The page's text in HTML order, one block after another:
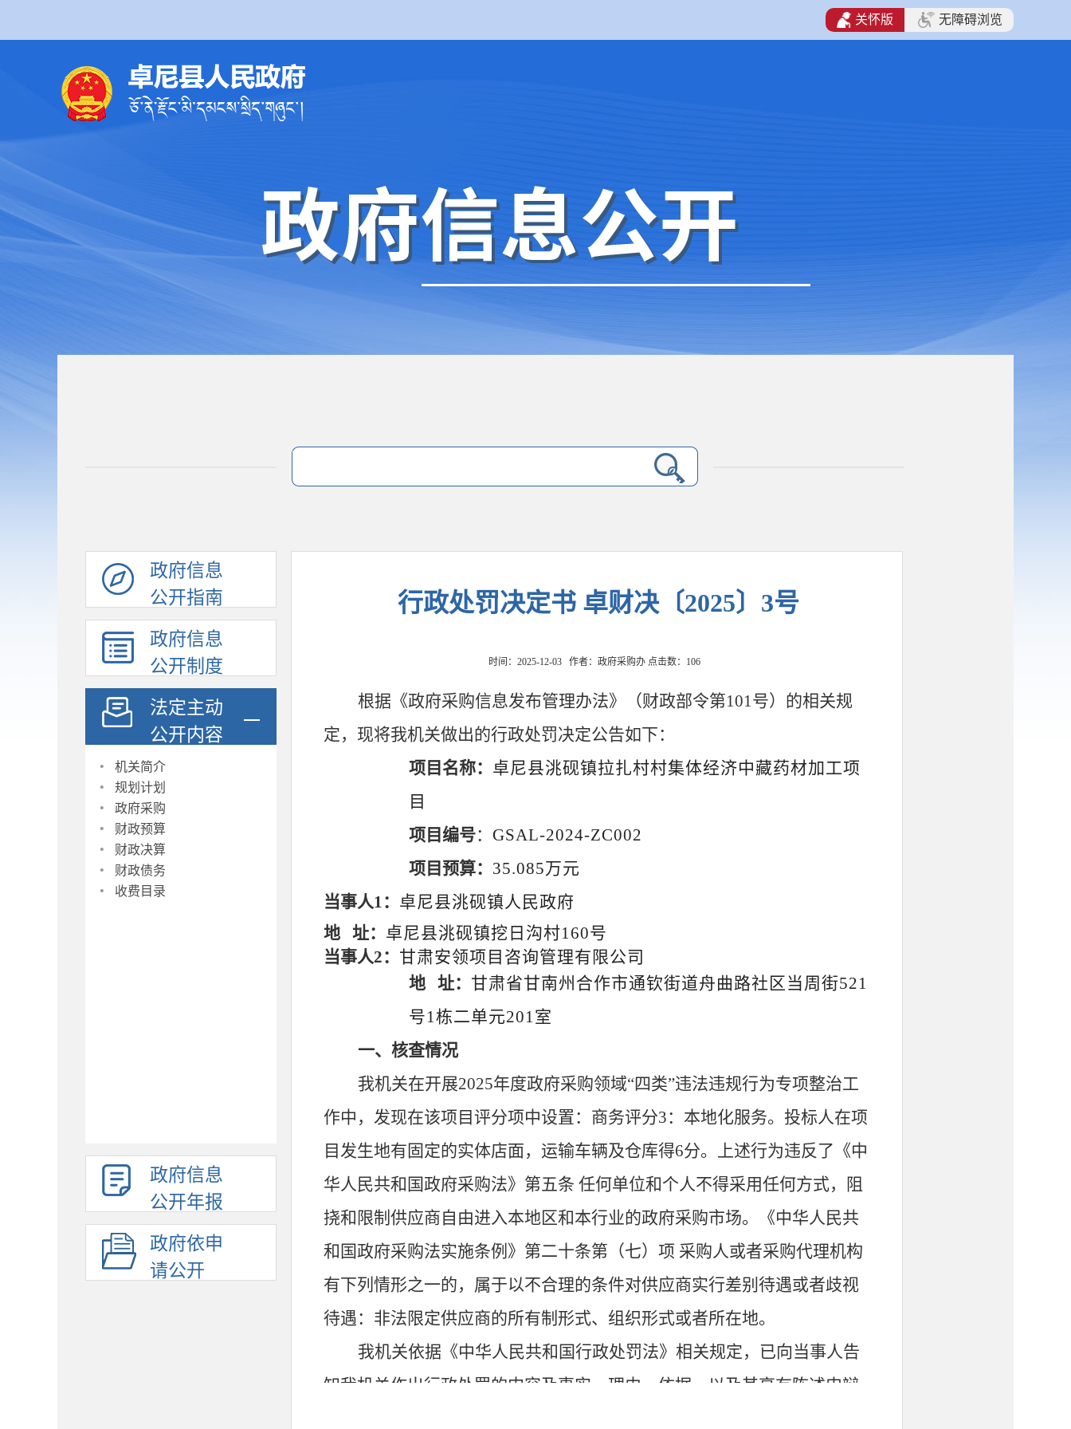
政府信息
公开指南
政府信息
公开制度
法定主动
公开内容
· 机关简介
· 规划计划
· 政府采购
· 财政预算
· 财政决算
· 财政债务
· 收费目录
政府信息
公开年报
政府依申
请公开
行政处罚决定书 卓财决〔2025〕3号
时间：2025-12-03 作者：政府采购办 点击数： 106
根据《政府采购信息发布管理办法》（财政部令第101号）的相关规
定，现将我机关做出的行政处罚决定公告如下：
项目名称： 卓尼县洮砚镇拉扎村村集体经济中藏药材加工项
目
项目编号： GSAL-2024-ZC002
项目预算： 35.085万元
当事人1： 卓尼县洮砚镇人民政府
地
址： 卓尼县洮砚镇挖日沟村160号
当事人2： 甘肃安领项目咨询管理有限公司
地
址： 甘肃省甘南州合作市通钦街道舟曲路社区当周街521
号1栋二单元201室
一、核查情况
我机关在开展2025年度政府采购领域“四类”违法违规行为专项整治工
作中，发现在该项目评分项中设置：商务评分3：本地化服务。投标人在项
目发生地有固定的实体店面，运输车辆及仓库得6分。上述行为违反了《中
华人民共和国政府采购法》第五条 任何单位和个人不得采用任何方式，阻
挠和限制供应商自由进入本地区和本行业的政府采购市场。《中华人民共
和国政府采购法实施条例》第二十条第（七）项 采购人或者采购代理机构
有下列情形之一的，属于以不合理的条件对供应商实行差别待遇或者歧视
待遇：非法限定供应商的所有制形式、组织形式或者所在地。
我机关依据《中华人民共和国行政处罚法》相关规定，已向当事人告
知我机关作出行政处罚的内容及事实、理由、依据，以及其享有陈述申辩
关怀版 无障碍浏览